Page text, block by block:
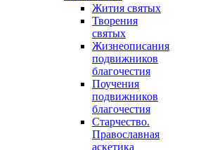
Жития святых
Творения
святых
Жизнеописания
подвижников
благочестия
Поучения
подвижников
благочестия
Старчество.
Православная
аскетика